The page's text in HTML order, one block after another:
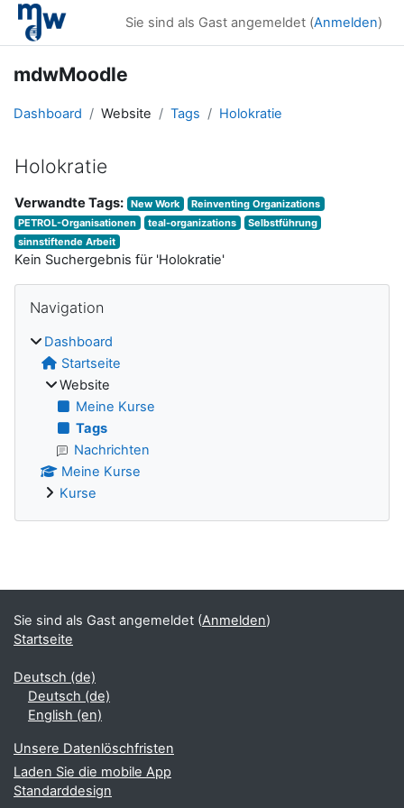
Zum Hauptinhalt
Sie sind als Gast angemeldet (Anmelden)
mdwMoodle
Dashboard Website Tags Holokratie
Holokratie
Verwandte Tags: New Work
Reinventing Organizations
PETROL-Organisationen
teal-organizations
Selbstführung
sinnstiftende Arbeit
Kein Suchergebnis für 'Holokratie'
Blöcke
Navigation
Dashboard
Startseite
Website
Meine Kurse
Tags
Nachrichten
Meine Kurse
Kurse
Sie sind als Gast angemeldet (Anmelden)
Startseite
Deutsch ‎(de)‎
Deutsch ‎(de)‎
English ‎(en)‎
Unsere Datenlöschfristen
Laden Sie die mobile App
Standarddesign